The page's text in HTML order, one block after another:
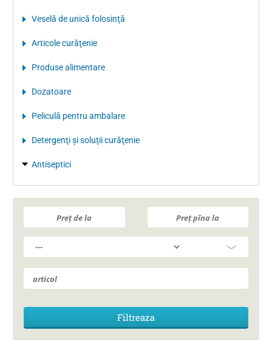
Veselă de unică folosinţă
Articole curăţenie
Produse alimentare
Dozatoare
Peliculă pentru ambalare
Detergenţi şi soluţii curăţenie
Antiseptici